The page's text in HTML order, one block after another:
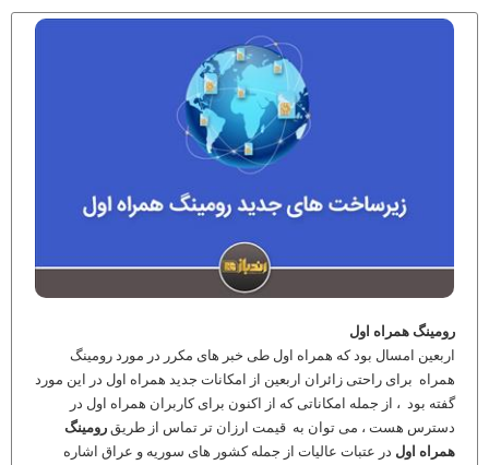
رومینگ همراه اول
اربعین امسال بود که همراه اول طی خبر های مکرر در مورد رومینگ
همراه برای راحتی زائران اربعین از امکانات جدید همراه اول در این مورد
گفته بود ، از جمله امکاناتی که از اکنون برای کاربران همراه اول در
دسترس هست ، می توان به قیمت ارزان تر تماس از طریق رومینگ
همراه اول در عتبات عالیات از جمله کشور های سوریه و عراق اشاره